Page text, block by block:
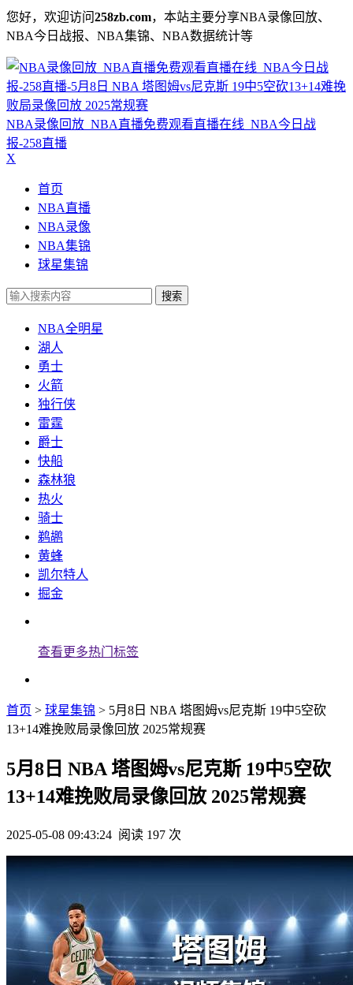
您好，欢迎访问258zb.com，本站主要分享NBA录像回放、
NBA今日战报、NBA集锦、NBA数据统计等
NBA录像回放_NBA直播免费观看直播在线_NBA今日战
报-258直播
X
首页
NBA直播
NBA录像
NBA集锦
球星集锦
搜索
NBA全明星
湖人
勇士
火箭
独行侠
雷霆
爵士
快船
森林狼
热火
骑士
鹈鹕
黄蜂
凯尔特人
掘金
查看更多热门标签
首页 > 球星集锦 > 5月8日 NBA 塔图姆vs尼克斯 19中5空砍
13+14难挽败局录像回放 2025常规赛
5月8日 NBA 塔图姆vs尼克斯 19中5空砍
13+14难挽败局录像回放 2025常规赛
2025-05-08 09:43:24 阅读 197 次